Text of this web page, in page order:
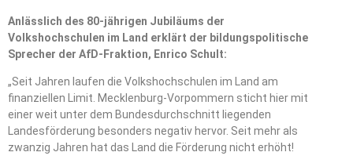
Anlässlich des 80-jährigen Jubiläums der
Volkshochschulen im Land erklärt der bildungspolitische
Sprecher der AfD-Fraktion, Enrico Schult:
„Seit Jahren laufen die Volkshochschulen im Land am
finanziellen Limit. Mecklenburg-Vorpommern sticht hier mit
einer weit unter dem Bundesdurchschnitt liegenden
Landesförderung besonders negativ hervor. Seit mehr als
zwanzig Jahren hat das Land die Förderung nicht erhöht!